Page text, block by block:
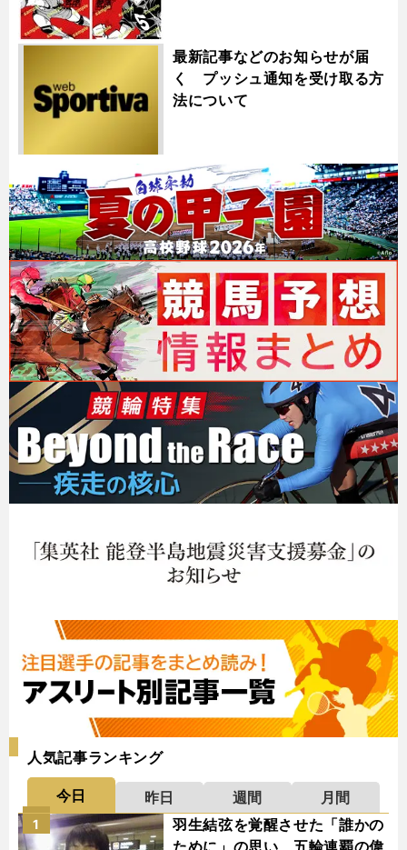
最新記事などのお知らせが届
く プッシュ通知を受け取る方
法について
人気記事ランキング
今日 昨日 週間
月間
羽生結弦を覚醒させた「誰かの
ために」の思い 五輪連覇の偉
1